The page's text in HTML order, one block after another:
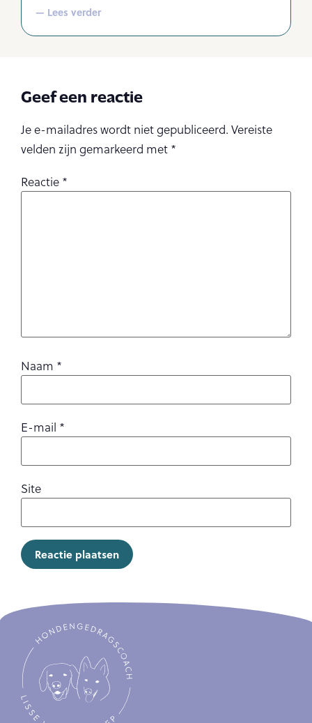
— Lees verder
Geef een reactie
Je e-mailadres wordt niet gepubliceerd. Vereiste
velden zijn gemarkeerd met *
Reactie *
Naam *
E-mail *
Site